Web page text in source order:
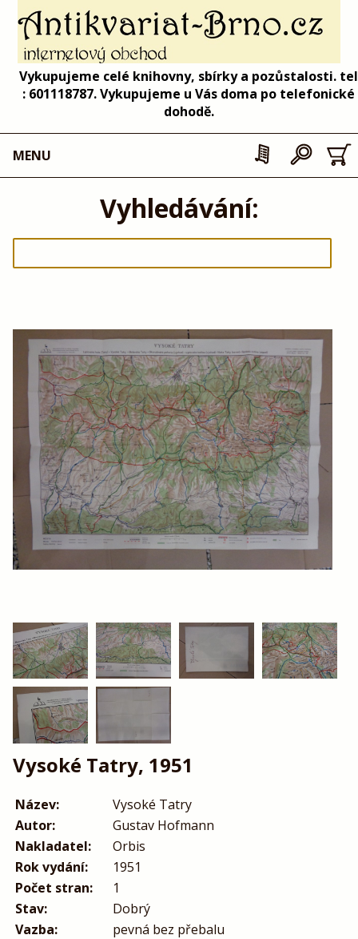
Vykupujeme celé knihovny, sbírky a pozůstalosti. tel
: 601118787. Vykupujeme u Vás doma po telefonické
dohodě.
MENU
Vyhledávání:
Vysoké Tatry, 1951
Název:
Vysoké Tatry
Autor:
Gustav Hofmann
Nakladatel:
Orbis
Rok vydání:
1951
Počet stran:
1
Stav:
Dobrý
Vazba:
pevná bez přebalu